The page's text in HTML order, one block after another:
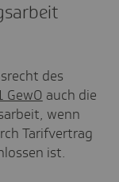
des
GewO auch die
wenn
Tarifvertrag
ist.